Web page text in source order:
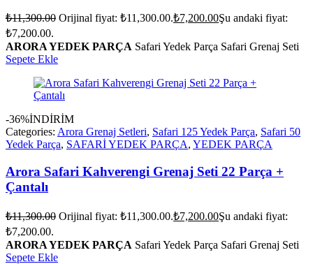
₺11,300.00 Orijinal fiyat: ₺11,300.00.₺7,200.00Şu andaki fiyat:
₺7,200.00.
ARORA YEDEK PARÇA Safari Yedek Parça Safari Grenaj Seti
Sepete Ekle
-36%İNDİRİM
Categories: Arora Grenaj Setleri, Safari 125 Yedek Parça, Safari 50
Yedek Parça, SAFARİ YEDEK PARÇA, YEDEK PARÇA
Arora Safari Kahverengi Grenaj Seti 22 Parça +
Çantalı
₺11,300.00 Orijinal fiyat: ₺11,300.00.₺7,200.00Şu andaki fiyat:
₺7,200.00.
ARORA YEDEK PARÇA Safari Yedek Parça Safari Grenaj Seti
Sepete Ekle